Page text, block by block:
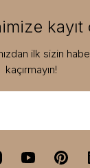
kayıt
ilk sizin
kaçırmayın!